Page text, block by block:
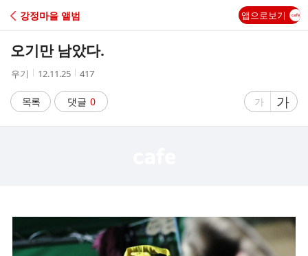
C
강정마을 앨범 앱으로보기
오기만 남았다.
작
자
우기
작
시
간
12.11.25
조
수
417
목록 댓글 0
글
가
글
자
가